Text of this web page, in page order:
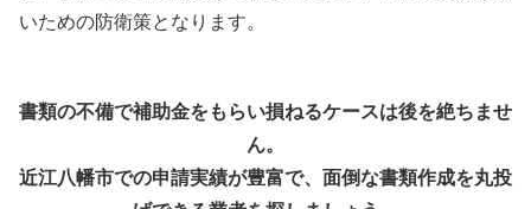
いための防衛策となります。
書類の不備で補助金をもらい損ねるケースは後を絶ちませ
ん。
近江八幡市での申請実績が豊富で、面倒な書類作成を丸投